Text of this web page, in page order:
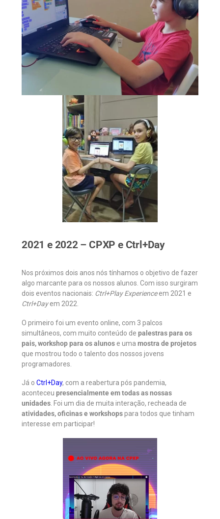
2021 e 2022 – CPXP e Ctrl+Day
Nos próximos dois anos nós tínhamos o objetivo de fazer
algo marcante para os nossos alunos. Com isso surgiram
dois eventos nacionais: Ctrl+Play Experienceem 2021 e
Ctrl+Dayem 2022.
O primeiro foi um evento online, com 3 palcos
simultâneos, com muito conteúdo de palestras para os
pais, workshop para os alunos e uma mostra de projetos
que mostrou todo o talento dos nossos jovens
programadores.
Já o Ctrl+Day, com a reabertura pós pandemia,
aconteceu presencialmente em todas as nossas
unidades. Foi um dia de muita interação, recheada de
atividades, oficinas e workshopspara todos que tinham
interesse em participar!